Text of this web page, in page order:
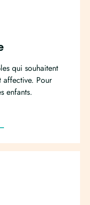
qui souhaitent
affective. Pour
enfants.